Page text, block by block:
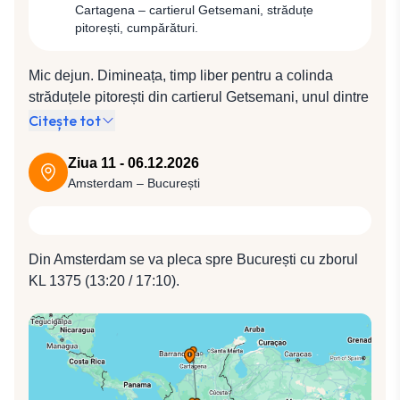
Cartagena – cartierul Getsemani, străduțe
pitorești, cumpărături.
Mic dejun. Dimineața, timp liber pentru a colinda
străduțele pitorești din cartierul Getsemani, unul dintre
cele mai pitorești cartiere ale orașului sau pentru
plecarea spre Amsterdam cu compania KLM, zbor KL
749 (18:55 / 10:45).
Citește tot
Ziua 11 - 06.12.2026
Amsterdam – București
Din Amsterdam se va pleca spre București cu zborul
KL 1375 (13:20 / 17:10).